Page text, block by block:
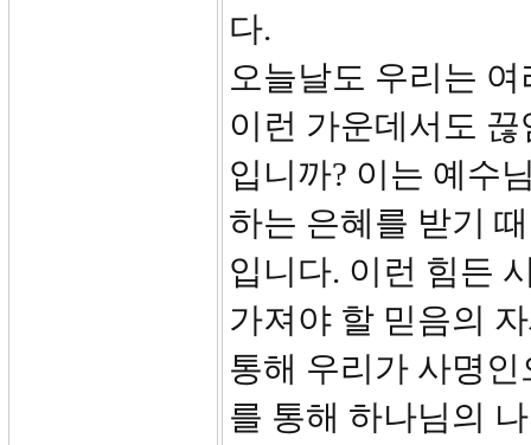
다.
오늘날도 우리는
이런 가운데서도
입니까? 이는 예수
하는 은혜를 받기
입니다. 이런 힘든
가져야 할 믿음의
통해 우리가 사명
를 통해 하나님의